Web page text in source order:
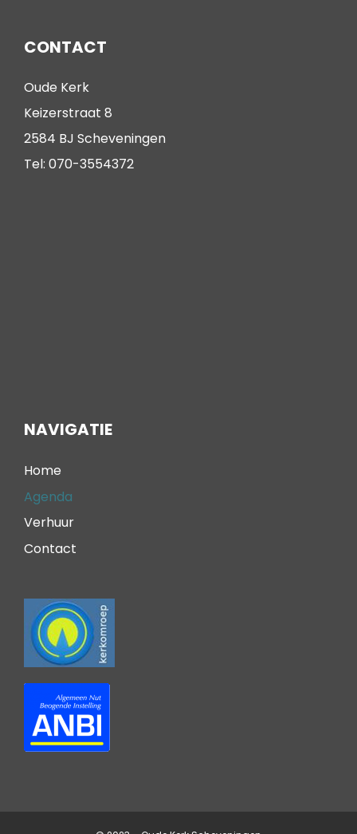
CONTACT
Oude Kerk
Keizerstraat 8
2584 BJ Scheveningen
Tel: 070-3554372
NAVIGATIE
Home
Agenda
Verhuur
Contact